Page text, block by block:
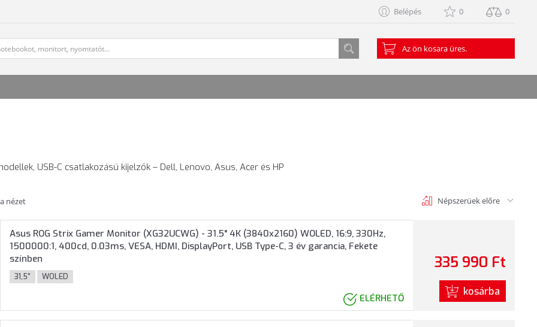
Belépés 0 0
Az ön kosara üres.
USB-C csatlakozású kijelzők – Dell, Lenovo, Asus, Acer és HP
nézet Népszerüek előre
Asus ROG Strix Gamer Monitor (XG32UCWG) - 31.5" 4K (3840x2160) WOLED, 16:9, 330Hz,
1500000:1, 400cd, 0.03ms, VESA, HDMI, DisplayPort, USB Type-C, 3 év garancia, Fekete
színben
31,5" WOLED
ELÉRHETŐ
335 990 Ft
kosárba